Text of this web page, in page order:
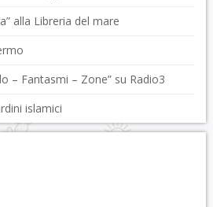
alla Libreria del mare
– Fantasmi – Zone” su Radio3
islamici